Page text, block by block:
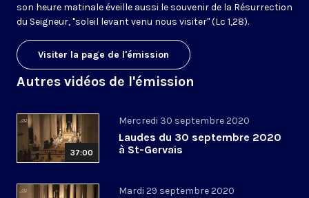
son heure matinale éveille aussi le souvenir de la Résurrection
du Seigneur, "soleil levant venu nous visiter" (Lc 1,28).
Visiter la page de l'émission
Autres vidéos de l'émission
37:00
Mercredi 30 septembre 2020
Laudes du 30 septembre 2020
à St-Gervais
Mardi 29 septembre 2020